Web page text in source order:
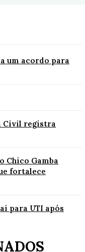
a um acordo para
Civil registra
Chico Gamba
fortalece
para UTI após